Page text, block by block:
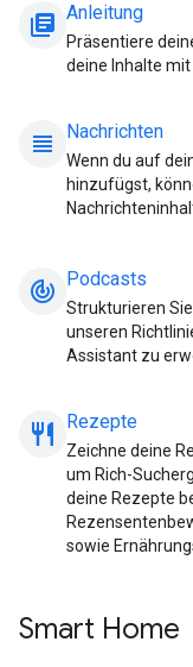
library_books Anleitung
Präsentiere
deine Inhalte
view_headline Nachrichten
Wenn du auf
hinzufügst,
track_changes Podcasts
Strukturieren
unseren
Assistant zu
restaurant_meal
Rezepte
Zeichne deine
um Rich-
deine Rezepte
sowie
Smart Home